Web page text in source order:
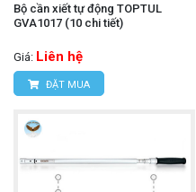
Bộ cần xiết tự động TOPTUL
GVA1017 (10 chi tiết)
Giá: Liên hệ
ĐẶT MUA